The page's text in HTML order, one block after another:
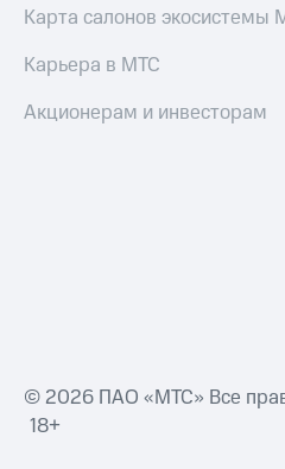
Карта салонов экосистемы
Карьера в МТС
Акционерам и инвесторам
© 2026 ПАО «МТС» Все
18+